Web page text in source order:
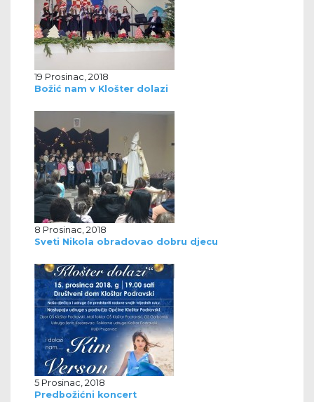
19 Prosinac, 2018
Božić nam v Klošter dolazi
8 Prosinac, 2018
Sveti Nikola obradovao dobru djecu
5 Prosinac, 2018
Predbožićni koncert